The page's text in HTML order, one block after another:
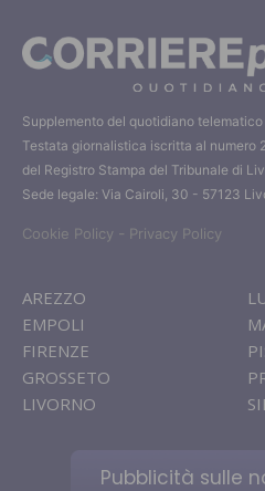
Supplemento del quotidiano telematico
Testata giornalistica iscritta al numero
del Registro Stampa del Tribunale di
Sede legale: Via Cairoli, 30 - 57123
Cookie Policy - Privacy Policy
AREZZO
EMPOLI
FIRENZE
GROSSETO
LIVORNO
Pubblicità sulle